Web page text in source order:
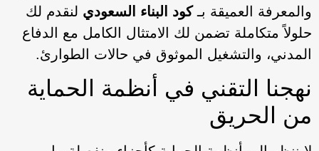
والمعرفة العميقة بـكود البناء السعودي لنقدم لك
حلولاً متكاملة تضمن لك الامتثال الكامل مع الدفاع
المدني، والتشغيل الموثوق في حالات الطوارئ.
نهجنا التقني في أنظمة الحماية
من الحريق